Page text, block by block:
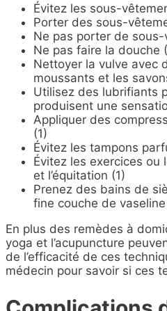
Évitez les sous-
Porter des sous-
Ne pas porter de
Ne pas faire la douche
Nettoyer la vulve avec
moussants et les
Utilisez des lubrifiants
produisent une
Appliquer des
(1)
Évitez les tampons
Évitez les exercices
et l’équitation (1)
Prenez des bains de
fine couche de vaseline
En plus des remèdes à
yoga et l’acupuncture
de l’efficacité de ces
médecin pour savoir si ces